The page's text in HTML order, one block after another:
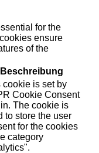
for the
ensure
of the
Beschreibung
cookie is set by
Cookie Consent
The cookie is
to store the user
for the cookies
category